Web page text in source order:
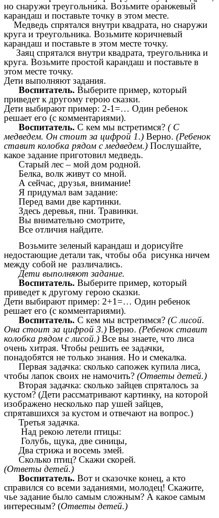
но снаружи треугольника. Возьмите оранжевый
карандаш и поставьте точку в этом месте.
Медведь спрятался внутри квадрата, но снаружи
круга и треугольника. Возьмите коричневый
карандаш и поставьте в этом месте точку.
Заяц спрятался внутри квадрата, треугольника и
круга. Возьмите простой карандаш и поставьте в
этом месте точку.
Дети выполняют задания.
Воспитатель. Выберите пример, который
приведет к другому герою сказки.
Дети выбирают пример: 2-1=… Один ребенок
решает его (с комментариями).
Воспитатель. С кем мы встретимся? ( С
медведем. Он стоит за цифрой 1.) Верно. (Ребенок
ставит колобка рядом с медведем.) Послушайте,
какое задание приготовил медведь.
Старый лес – мой дом родной.
Белка, волк живут со мной.
А сейчас, друзья, внимание!
Я придумал вам задание:
Перед вами две картинки.
Здесь деревья, пни. Травинки.
Вы внимательно смотрите,
Все отличия найдите.
Возьмите зеленый карандаш и дорисуйте
недостающие детали так, чтобы оба рисунка ничем
между собой не различались.
Дети выполняют задание.
Воспитатель. Выберите пример, который
приведет к другому герою сказки.
Дети выбирают пример: 2+1=… Один ребенок
решает его (с комментариями).
Воспитатель. С кем мы встретимся? (С лисой.
Она стоит за цифрой 3.) Верно. (Ребенок ставит
колобка рядом с лисой.) Все вы знаете, что лиса
очень хитрая. Чтобы решить ее задачки,
понадобятся не только знания. Но и смекалка.
Первая задачка: сколько сапожек купила лиса,
чтобы лапок своих не намочить? (Ответы детей.)
Вторая задачка: сколько зайцев спряталось за
кустом? (Дети рассматривают картинку, на которой
изображено несколько пар ушей зайцев,
спрятавшихся за кустом и отвечают на вопрос.)
Третья задачка.
Над рекою летели птицы:
Голубь, щука, две синицы,
Два стрижа и восемь змей.
Сколько птиц? Скажи скорей.
(Ответы детей.)
Воспитатель. Вот и сказочке конец, а кто
справился со всеми заданиями, молодец! Скажите,
чье задание было самым сложным? А какое самым
интересным? (Ответы детей.)